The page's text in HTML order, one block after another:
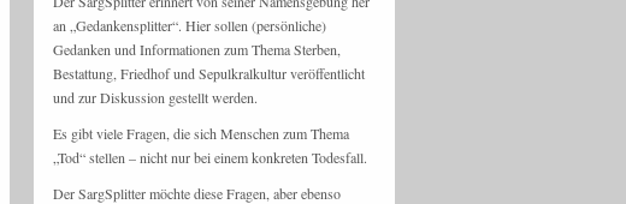
an „Gedankensplitter“. Hier sollen (persönliche)
Gedanken und Informationen zum Thema Sterben,
Bestattung, Friedhof und Sepulkralkultur veröffentlicht
und zur Diskussion gestellt werden.
Es gibt viele Fragen, die sich Menschen zum Thema
„Tod“ stellen – nicht nur bei einem konkreten Todesfall.
Der SargSplitter möchte diese Fragen, aber ebenso